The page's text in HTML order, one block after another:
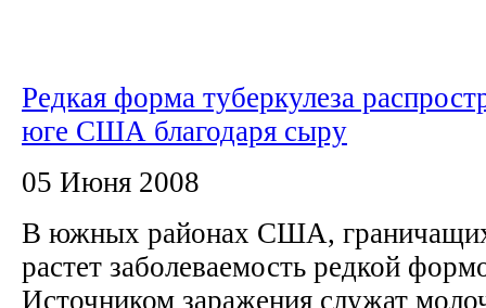
Редкая форма туберкулеза
юге США благодаря сыру
05 Июня 2008
В южных районах США,
растет заболеваемость редкой
Источником заражения служат